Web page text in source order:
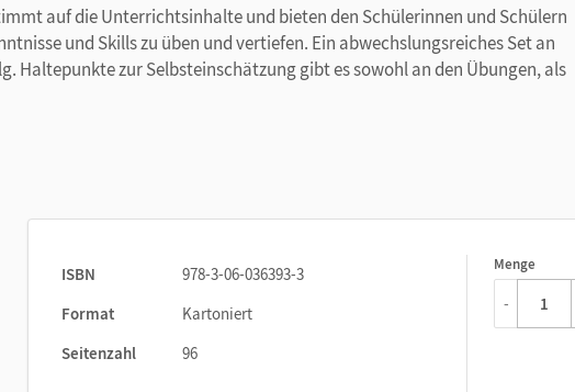
auf die Unterrichtsinhalte und bieten den Schülerinnen und Schülern
und Skills zu üben und vertiefen. Ein abwechslungsreiches Set an
Haltepunkte zur Selbsteinschätzung gibt es sowohl an den Übungen, als
ISBN
978-3-06-036393-3
Format
Kartoniert
Seitenzahl
96
Menge
1
-